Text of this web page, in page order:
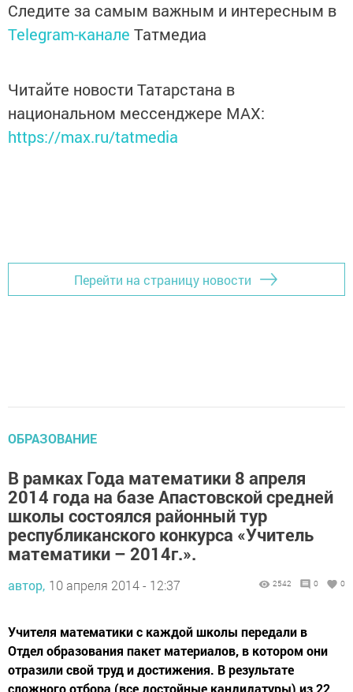
Следите за самым важным и интересным в
Telegram-канале Татмедиа
Читайте новости Татарстана в
национальном мессенджере MАХ:
https://max.ru/tatmedia
Перейти на страницу новости
ОБРАЗОВАНИЕ
В рамках Года математики 8 апреля
2014 года на базе Апастовской средней
школы состоялся районный тур
республиканского конкурса «Учитель
математики – 2014г.».
автор, 10 апреля 2014 - 12:37 2542 0 0
Учителя математики с каждой школы передали в
Отдел образования пакет материалов, в котором они
отразили свой труд и достижения. В результате
сложного отбора (все достойные кандидатуры) из 22